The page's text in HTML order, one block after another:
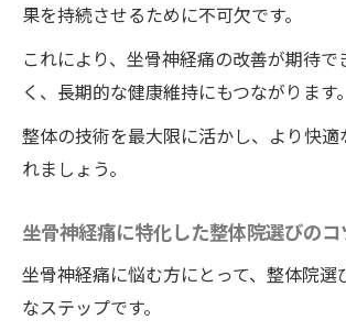
果を持続させるために不可欠です。
これにより、坐骨神経痛の改善が期待で
く、長期的な健康維持にもつながります。
整体の技術を最大限に活かし、より快適
れましょう。
坐骨神経痛に特化した整体院選びのコ
坐骨神経痛に悩む方にとって、整体院選
なステップです。